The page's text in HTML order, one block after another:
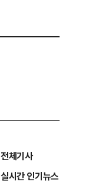
전체기사
실시간 인기뉴스